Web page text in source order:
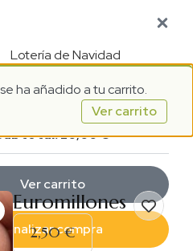
Lotería de Navidad
1 ×20,00€
20,00€
Ver carrito
Finalizar compra
ha añadido a tu carrito.
Ver carrito
Euromillones
2,50€